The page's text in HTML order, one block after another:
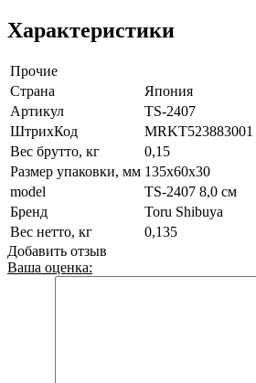
Характеристики
Прочие
Страна
Япония
Артикул
TS-2407
ШтрихКод
MRKT523883001
Вес брутто, кг
0,15
Размер упаковки, мм 135х60х30
model
TS-2407 8,0 см
Бренд
Toru Shibuya
Вес нетто, кг
0,135
Добавить отзыв
Ваша оценка: